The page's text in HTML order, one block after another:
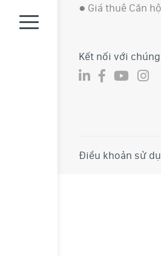
● Giá thuê Căn
Kết nối với
Điều khoản sử